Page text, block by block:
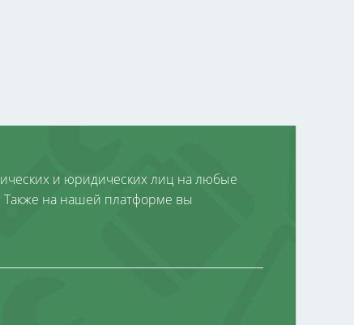
и юридических лиц на любые
Также на нашей платформе вы